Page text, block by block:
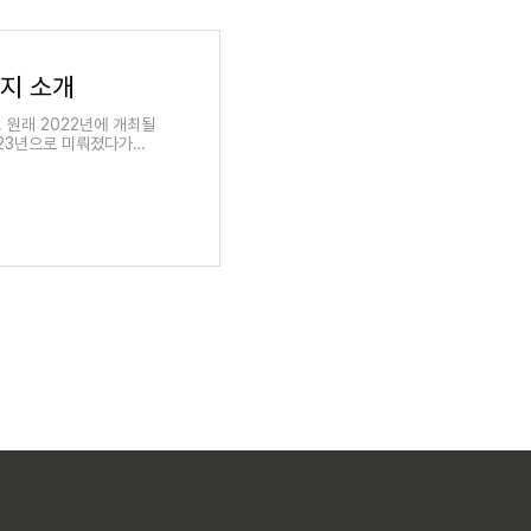
소개
원래 2022년에 개최될
년으로 미뤄졌다가